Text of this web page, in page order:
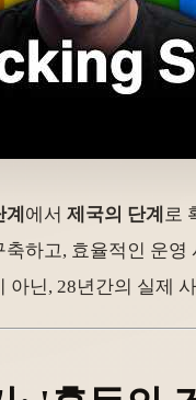
에서 제국의 단계 로
하고, 효율적인 운
아닌, 28년간의 실제